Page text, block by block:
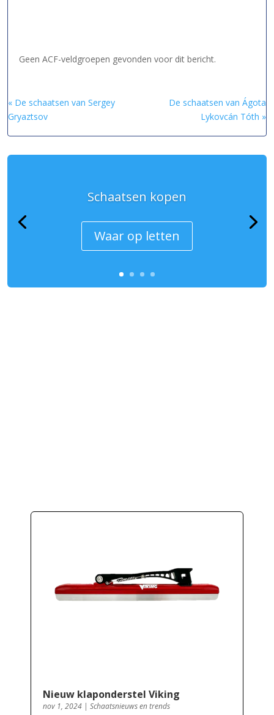
Geen ACF-veldgroepen gevonden voor dit bericht.
« De schaatsen van Sergey
Gryaztsov
De schaatsen van Ágota
Lykovcán Tóth »
Schaatsen kopen
Waar op letten
Nieuw klaponderstel Viking
nov 1, 2024| Schaatsnieuws en trends